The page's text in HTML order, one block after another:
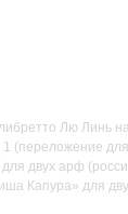
Лю Линь
(переложение
для двух арф
Капура» для